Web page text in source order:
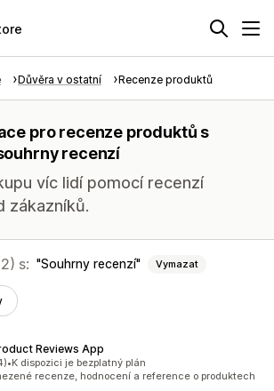
Důvěra v ostatní Recenze produktů
pro recenze produktů s
recenzí
víc lidí pomocí recenzí
zákazníků.
s: Souhrny recenzí Vymazat
Reviews App
recenzí: 42944
•K dispozici je bezplatný plán
recenze, hodnocení a reference o produktech